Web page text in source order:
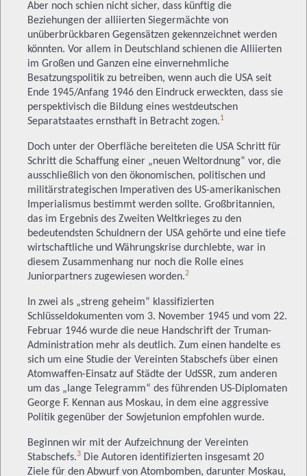
Aber noch schien nicht sicher, dass künftig die
Beziehungen der alliierten Siegermächte von
unüberbrückbaren Gegensätzen gekennzeichnet werden
könnten. Vor allem in Deutschland schienen die Alliierten
im Großen und Ganzen eine einvernehmliche
Besatzungspolitik zu betreiben, wenn auch die USA seit
Ende 1945/Anfang 1946 den Eindruck erweckten, dass sie
perspektivisch die Bildung eines westdeutschen
Separatstaates ernsthaft in Betracht zogen.1
Doch unter der Oberfläche bereiteten die USA Schritt für
Schritt die Schaffung einer „neuen Weltordnung“ vor, die
ausschließlich von den ökonomischen, politischen und
militärstrategischen Imperativen des US-amerikanischen
Imperialismus bestimmt werden sollte. Großbritannien,
das im Ergebnis des Zweiten Weltkrieges zu den
bedeutendsten Schuldnern der USA gehörte und eine tiefe
wirtschaftliche und Währungskrise durchlebte, war in
diesem Zusammenhang nur noch die Rolle eines
Juniorpartners zugewiesen worden.2
In zwei als „streng geheim“ klassifizierten
Schlüsseldokumenten vom 3. November 1945 und vom 22.
Februar 1946 wurde die neue Handschrift der Truman-
Administration mehr als deutlich. Zum einen handelte es
sich um eine Studie der Vereinten Stabschefs über einen
Atomwaffen-Einsatz auf Städte der UdSSR, zum anderen
um das „lange Telegramm“ des führenden US-Diplomaten
George F. Kennan aus Moskau, in dem eine aggressive
Politik gegenüber der Sowjetunion empfohlen wurde.
Beginnen wir mit der Aufzeichnung der Vereinten
Stabschefs.3 Die Autoren identifizierten insgesamt 20
Ziele für den Abwurf von Atombomben, darunter Moskau,